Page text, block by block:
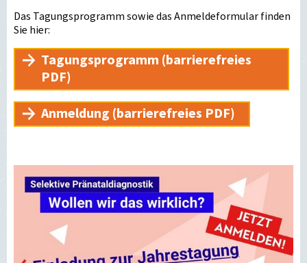
Das Tagungsprogramm sowie das Anmeldeformular finden
Sie hier:
Tagungsprogramm (barrierefreies
PDF)
Anmeldung (barrierefreies PDF)